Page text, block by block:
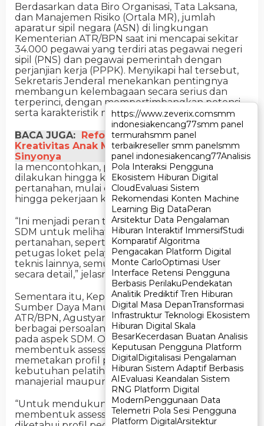
https://www.zeverix.comsmm
indonesiakencang77smm panel
termurahsmm panel
terbaikreseller smm panelsmm
panel indonesiakencang77Analisis
Pola Interaksi Pengguna
Ekosistem Hiburan Digital
CloudEvaluasi Sistem
Rekomendasi Konten Machine
Learning Big DataPeran
Arsitektur Data Pengalaman
Hiburan Interaktif ImmersifStudi
Komparatif Algoritma
Pengacakan Platform Digital
Monte CarloOptimasi User
Interface Retensi Pengguna
Berbasis PerilakuPendekatan
Analitik Prediktif Tren Hiburan
Digital Masa DepanTransformasi
Infrastruktur Teknologi Ekosistem
Hiburan Digital Skala
BesarKecerdasan Buatan Analisis
Keputusan Pengguna Platform
DigitalDigitalisasi Pengalaman
Hiburan Sistem Adaptif Berbasis
AIEvaluasi Keandalan Sistem
RNG Platform Digital
ModernPenggunaan Data
Telemetri Pola Sesi Pengguna
Platform DigitalArsitektur
https://www.zeverix.comsmm
indonesiakencang77smm panel
termurahsmm panel
terbaikreseller smm panelsmm
panel indonesiakencang77Analisis
Pola Interaksi Pengguna
Ekosistem Hiburan Digital
CloudEvaluasi Sistem
Rekomendasi Konten Machine
Learning Big DataPeran
Arsitektur Data Pengalaman
Hiburan Interaktif ImmersifStudi
Komparatif Algoritma
Pengacakan Platform Digital
Monte CarloOptimasi User
Interface Retensi Pengguna
Berbasis PerilakuPendekatan
Analitik Prediktif Tren Hiburan
Digital Masa DepanTransformasi
Infrastruktur Teknologi Ekosistem
Hiburan Digital Skala
BesarKecerdasan Buatan Analisis
Keputusan Pengguna Platform
DigitalDigitalisasi Pengalaman
Hiburan Sistem Adaptif Berbasis
AIEvaluasi Keandalan Sistem
RNG Platform Digital
ModernPenggunaan Data
Telemetri Pola Sesi Pengguna
Platform DigitalArsitektur
Berdasarkan data Biro Organisasi, Tata Laksana,
dan Manajemen Risiko (Ortala MR), jumlah
aparatur sipil negara (ASN) di lingkungan
Kementerian ATR/BPN saat ini mencapai sekitar
34.000 pegawai yang terdiri atas pegawai negeri
sipil (PNS) dan pegawai pemerintah dengan
perjanjian kerja (PPPK). Menyikapi hal tersebut,
Sekretaris Jenderal menekankan pentingnya
membangun kelembagaan secara serius dan
terperinci, dengan mempertimbangkan potensi
serta karakteristik masing-masing pegawai.
BACA JUGA: Reforma Agraria Hidupkan
Kreativitas Anak Muda di Desa Wisata Bukit
Sinyonya
Ia mencontohkan, pemetaan kompetensi perlu
dilakukan hingga ke level teknis di kantor
pertanahan, mulai dari petugas loket pelayanan
hingga pekerjaan ketatausahaan.
“Ini menjadi peran teman-teman pengembangan
SDM untuk melihat para aktor yang ada di kantor
pertanahan, seperti apa karakteristiknya. Baik
petugas loket pelayanan maupun pekerjaan
teknis lainnya, semua itu penting untuk dibahas
secara detail,” jelasnya.
Sementara itu, Kepala Badan Pengembangan
Sumber Daya Manusia (BPSDM) Kementerian
ATR/BPN, Agustyarsyah, menyampaikan bahwa
berbagai persoalan organisasi kerap bermuara
pada aspek SDM. Oleh karena itu, BPSDM
membentuk assessment center untuk
memetakan profil pegawai sekaligus menyusun
kebutuhan pelatihan yang sesuai, baik di bidang
manajerial maupun teknis.
“Untuk mendukung pemetaan SDM, kami
membentuk assessment center agar dapat